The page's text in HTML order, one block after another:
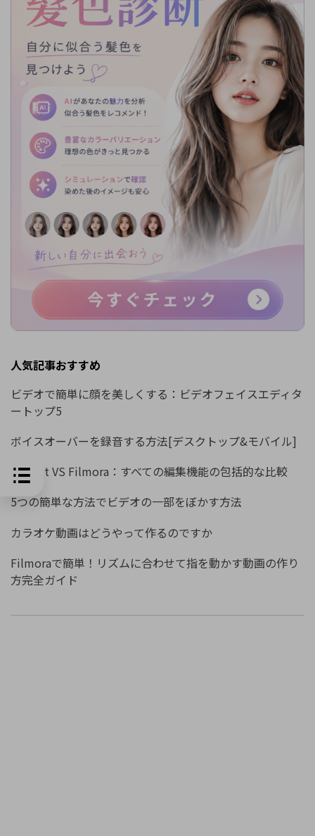
人気記事おすすめ
ビデオで簡単に顔を美しくする：ビデオフェイスエディタ
ートップ5
ボイスオーバーを録音する方法[デスクトップ&モバイル]
CapCut VS Filmora：すべての編集機能の包括的な比較
5つの簡単な方法でビデオの一部をぼかす方法
カラオケ動画はどうやって作るのですか
Filmoraで簡単！リズムに合わせて指を動かす動画の作り
方完全ガイド